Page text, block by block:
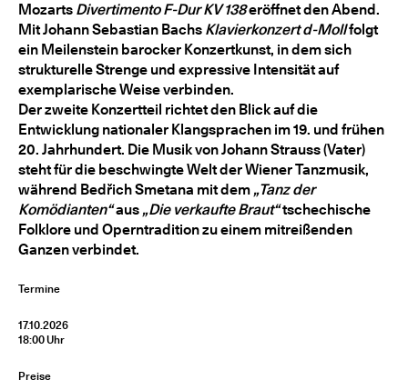
Mozarts Divertimento F-Dur KV 138eröffnet den Abend.
Mit Johann Sebastian Bachs Klavierkonzert d-Mollfolgt
ein Meilenstein barocker Konzertkunst, in dem sich
strukturelle Strenge und expressive Intensität auf
exemplarische Weise verbinden.
Der zweite Konzertteil richtet den Blick auf die
Entwicklung nationaler Klangsprachen im 19. und frühen
20. Jahrhundert. Die Musik von Johann Strauss (Vater)
steht für die beschwingte Welt der Wiener Tanzmusik,
während Bedřich Smetana mit dem „Tanz der
Komödianten“aus „Die verkaufte Braut“tschechische
Folklore und Operntradition zu einem mitreißenden
Ganzen verbindet.
Termine
17.10.2026
18:00 Uhr
Preise